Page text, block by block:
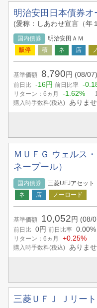
明治安田日本債券オ
(愛称：しあわせ宣言（年
国内債券 明治安田ＡＭ
基準価額 8,790 円 (08/07)
前日比 -16円 前日比率 -
リターン：6ヵ月 -1.62%
購入時手数料(税込) ありま
ＭＵＦＧ ウェルス
ネープール）
国内債券 三菱UFJアセット
基準価額 10,052 円 (08/
前日比 0円 前日比率 0.00%
リターン：6ヵ月 +0.25%
購入時手数料(税込) ありま
三菱ＵＦＪ Ｊリー